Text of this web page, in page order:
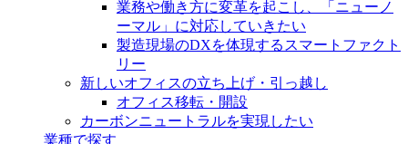
業務や働き方に変革を起こし、「ニューノ
ーマル」に対応していきたい
製造現場のDXを体現するスマートファクト
リー
新しいオフィスの立ち上げ・引っ越し
オフィス移転・開設
カーボンニュートラルを実現したい
業種で探す